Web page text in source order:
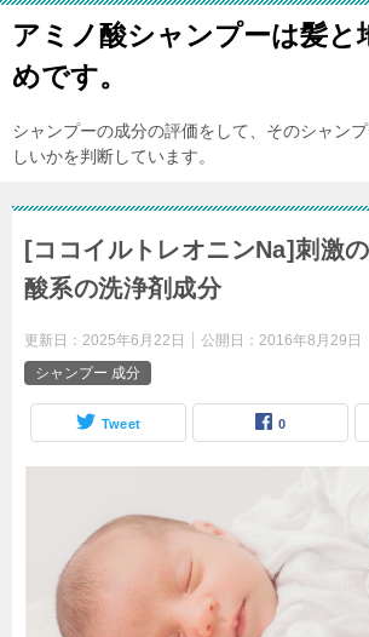
アミノ酸シャンプーは髪と
めです。
シャンプーの成分の評価をして、そのシャン
しいかを判断しています。
[ココイルトレオニンNa]刺激
酸系の洗浄剤成分
更新日： 2025年6月22日 公開日： 2016年8月29日
シャンプー 成分
Tweet 0